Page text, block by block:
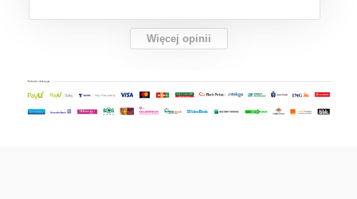
Więcej opinii